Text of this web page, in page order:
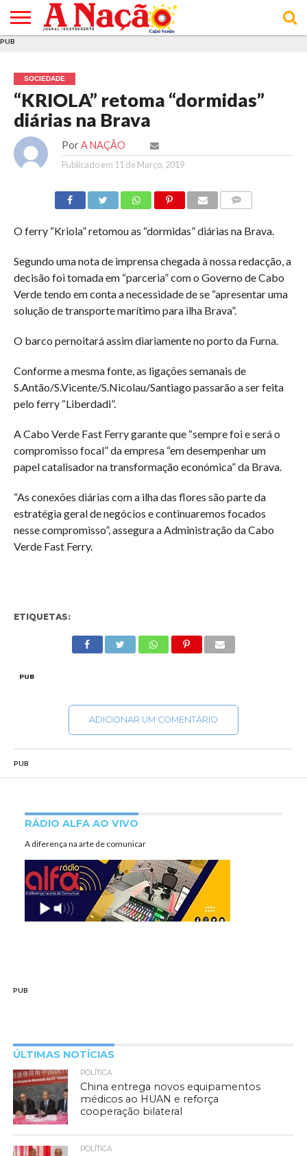
E DE
COOKIES
DE
UTILIZAÇÃO
PUB
SOCIEDADE
“KRIOLA” retoma “dormidas”
diárias na Brava
Por A NAÇÃO
Publicado em 11 de Março, 2019
O ferry “Kriola” retomou as “dormidas” diárias na Brava.
Segundo uma nota de imprensa chegada à nossa redacção, a
decisão foi tomada em “parceria” com o Governo de Cabo
Verde tendo em conta a necessidade de se “apresentar uma
solução de transporte marítimo para ilha Brava”.
O barco pernoitará assim diariamente no porto da Furna.
Conforme a mesma fonte, as ligações semanais de
S.Antão/S.Vicente/S.Nicolau/Santiago passarão a ser feita
pelo ferry “Liberdadi”.
A Cabo Verde Fast Ferry garante que “sempre foi e será o
compromisso focal” da empresa “em desempenhar um
papel catalisador na transformação económica” da Brava.
“As conexões diárias com a ilha das flores são parte da
estratégia geral de negócios e continuaremos focados
nesse compromisso”, assegura a Administração da Cabo
Verde Fast Ferry.
ETIQUETAS:
PUB
ADICIONAR UM COMENTÁRIO
PUB
RÁDIO ALFA AO VIVO
A diferença na arte de comunicar
PUB
ÚLTIMAS NOTÍCIAS
POLÍTICA
China entrega novos equipamentos
médicos ao HUAN e reforça
cooperação bilateral
POLÍTICA